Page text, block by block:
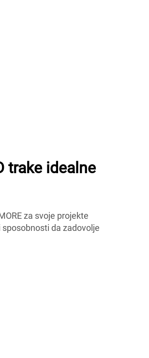
trake idealne
za svoje projekte
da zadovolje